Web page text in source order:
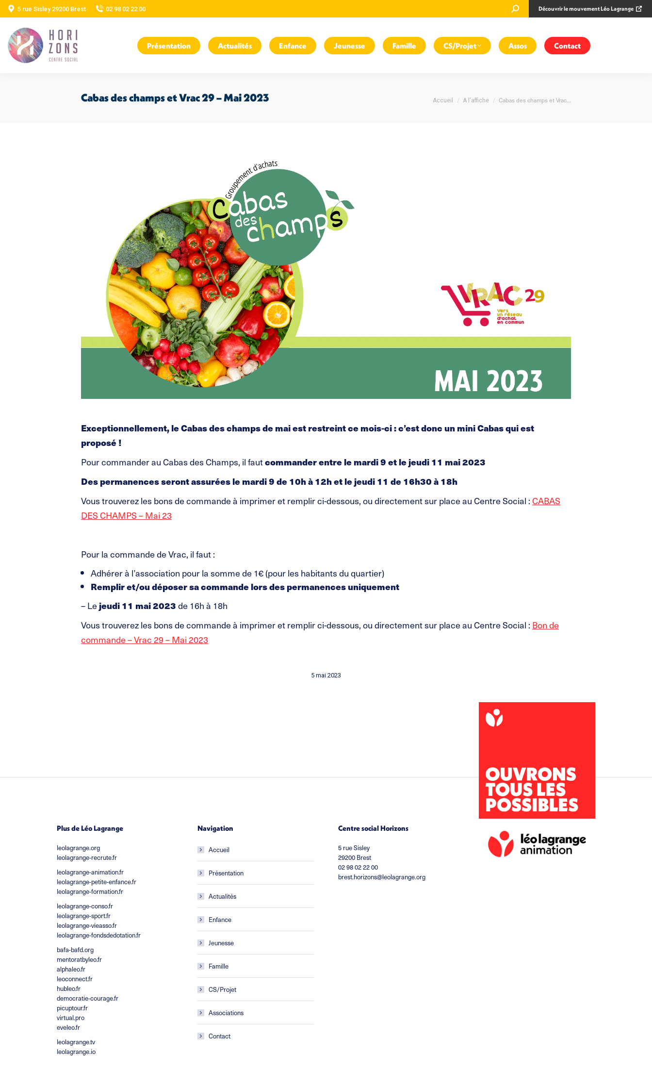
5 rue Sisley 29200 Brest 02 98 02 22 00
Recherche
:
Découvrir le mouvement Léo Lagrange
Présentation Actualités Enfance Jeunesse Famille CS/Projet Assos Contact
Cabas des champs et Vrac 29 – Mai 2023 Vous êtes ici :
Accueil A l'affiche Cabas des champs et Vrac…
Exceptionnellement, le Cabas des champs de mai est restreint ce mois-ci : c’est donc un mini Cabas qui est
proposé !
Pour commander au Cabas des Champs, il fautcommander entre lemardi 9 et le jeudi 11 mai 2023
Des permanences seront assuréesle mardi 9 de 10h à 12h et le jeudi 11 de 16h30 à 18h
Vous trouverez les bons de commande à imprimer et remplir ci-dessous, ou directement sur place au Centre Social :CABAS
DES CHAMPS – Mai 23
Pour la commande de Vrac, il faut :
Adhérer à l’association pour la somme de 1€ (pour les habitants du quartier)
Remplir et/ou déposer sa commande lors des permanences uniquement
– Lejeudi11 mai 2023de 16h à 18h
Vous trouverez les bons de commande à imprimer et remplir ci-dessous, ou directement sur place au Centre Social : Bon de
commande – Vrac 29 – Mai 2023
5 mai 2023
Plus de Léo Lagrange
leolagrange.org
leolagrange-recrute.fr
leolagrange-animation.fr
leolagrange-petite-enfance.fr
leolagrange-formation.fr
leolagrange-conso.fr
leolagrange-sport.fr
leolagrange-vieasso.fr
leolagrange-fondsdedotation.fr
bafa-bafd.org
mentoratbyleo.fr
alphaleo.fr
leoconnect.fr
hubleo.fr
democratie-courage.fr
picuptour.fr
virtual.pro
eveleo.fr
leolagrange.tv
leolagrange.io
Navigation
Accueil
Présentation
Actualités
Enfance
Jeunesse
Famille
CS/Projet
Associations
Contact
Centre social Horizons
5 rue Sisley
29200 Brest
02 98 02 22 00
brest.horizons@leolagrange.org